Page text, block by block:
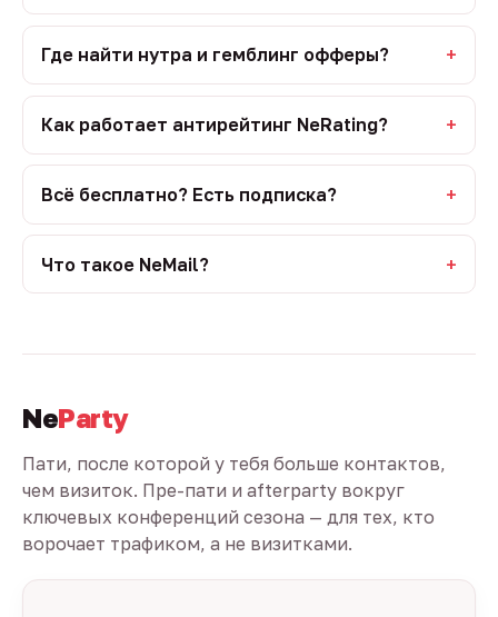
Где найти нутра и гемблинг офферы?
Как работает антирейтинг NeRating?
Всё бесплатно? Есть подписка?
Что такое NeMail?
NeParty
Пати, после которой у тебя больше контактов,
чем визиток. Пре-пати и afterparty вокруг
ключевых конференций сезона — для тех, кто
ворочает трафиком, а не визитками.